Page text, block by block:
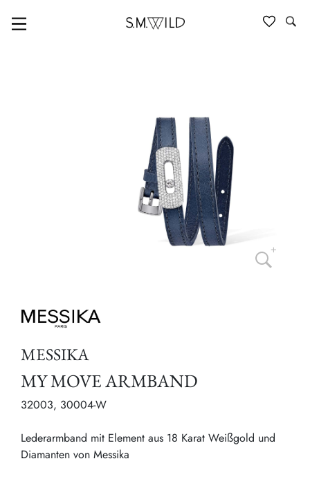
MESSIKA
MY MOVE ARMBAND
32003, 30004-W
Lederarmband mit Element aus 18 Karat Weißgold und
Diamanten von Messika